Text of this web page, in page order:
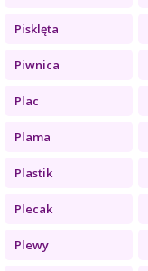
Pisklęta
Piwnica
Plac
Plama
Plastik
Plecak
Plewy